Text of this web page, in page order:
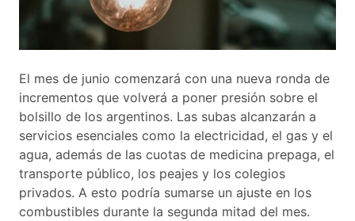
El mes de junio comenzará con una nueva ronda de
incrementos que volverá a poner presión sobre el
bolsillo de los argentinos. Las subas alcanzarán a
servicios esenciales como la electricidad, el gas y el
agua, además de las cuotas de medicina prepaga, el
transporte público, los peajes y los colegios
privados. A esto podría sumarse un ajuste en los
combustibles durante la segunda mitad del mes.